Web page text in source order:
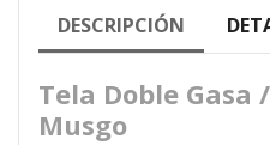
DESCRIPCIÓN
Tela Doble Gasa
Musgo